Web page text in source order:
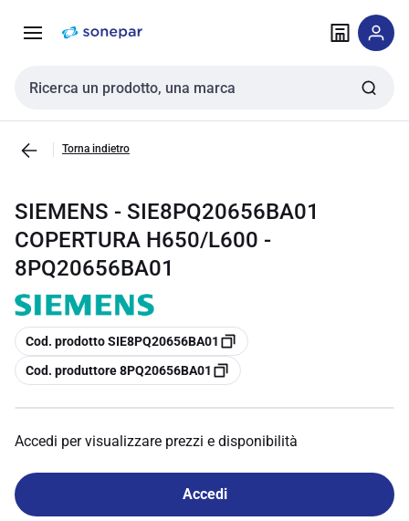
navigazione alla
Cerca input
Torna indietro
SIEMENS - SIE8PQ20656BA01
COPERTURA H650/L600 -
8PQ20656BA01
copia
Cod. prodotto SIE8PQ20656BA01
copia
Cod. produttore 8PQ20656BA01
Accedi per visualizzare prezzi e disponibilità
Accedi